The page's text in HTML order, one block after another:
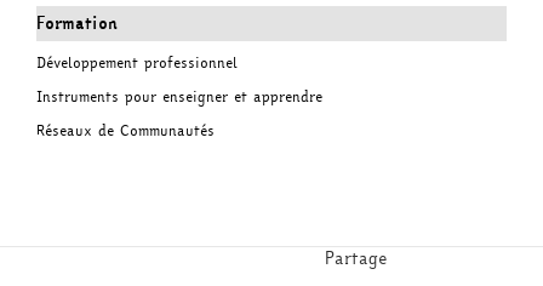
Formation
Développement professionnel
Instruments pour enseigner et apprendre
Réseaux de Communautés
Partage